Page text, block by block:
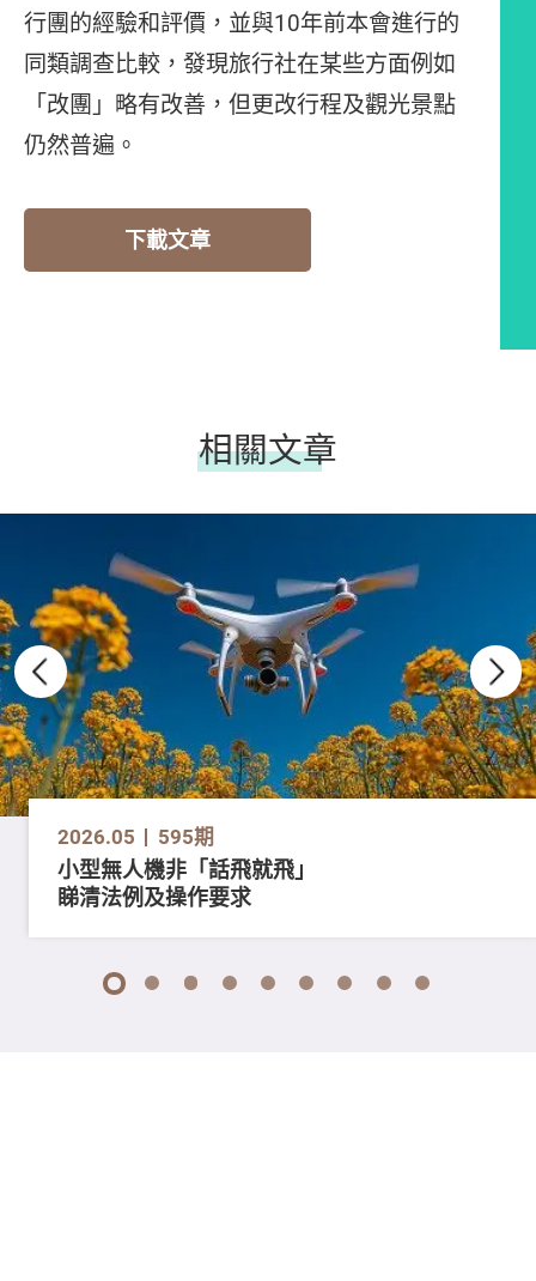
行團的經驗和評價，並與10年前本會進行的
同類調查比較，發現旅行社在某些方面例如
「改團」略有改善，但更改行程及觀光景點
仍然普遍。
下載文章
相關文章
2026.05 595期
小型無人機非「話飛就飛」
睇清法例及操作要求
1 2 3 4 5 6 7 8 9